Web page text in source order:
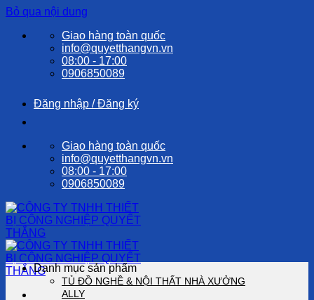
Bỏ qua nội dung
Giao hàng toàn quốc
info@quyetthangvn.vn
08:00 - 17:00
0906850089
Đăng nhập / Đăng ký
Giao hàng toàn quốc
info@quyetthangvn.vn
08:00 - 17:00
0906850089
Danh mục sản phẩm
TỦ ĐỒ NGHỀ & NỘI THẤT NHÀ XƯỞNG
ALLY